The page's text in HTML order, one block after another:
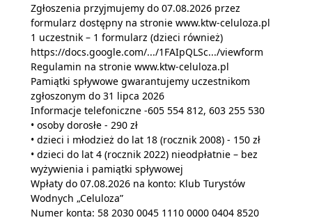
Zgłoszenia przyjmujemy do 07.08.2026 przez
formularz dostępny na stronie www.ktw-celuloza.pl
1 uczestnik – 1 formularz (dzieci również)
https://docs.google.com/.../1FAIpQLSc.../viewform
Regulamin na stronie www.ktw-celuloza.pl
Pamiątki spływowe gwarantujemy uczestnikom
zgłoszonym do 31 lipca 2026
Informacje telefoniczne -605 554 812, 603 255 530
• osoby dorosłe - 290 zł
• dzieci i młodzież do lat 18 (rocznik 2008) - 150 zł
• dzieci do lat 4 (rocznik 2022) nieodpłatnie – bez
wyżywienia i pamiątki spływowej
Wpłaty do 07.08.2026 na konto: Klub Turystów
Wodnych „Celuloza”
Numer konta: 58 2030 0045 1110 0000 0404 8520